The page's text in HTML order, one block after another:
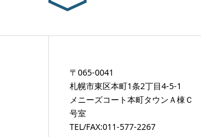
〒065-0041
札幌市東区本町1条2丁目4-5-1
メニーズコート本町タウンＡ棟Ｃ
号室
TEL/FAX:011-577-2267